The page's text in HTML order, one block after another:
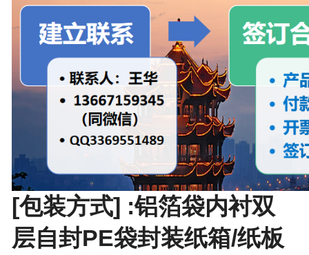
[包装方式] :铝箔袋内衬双
层自封PE袋封装纸箱/纸板